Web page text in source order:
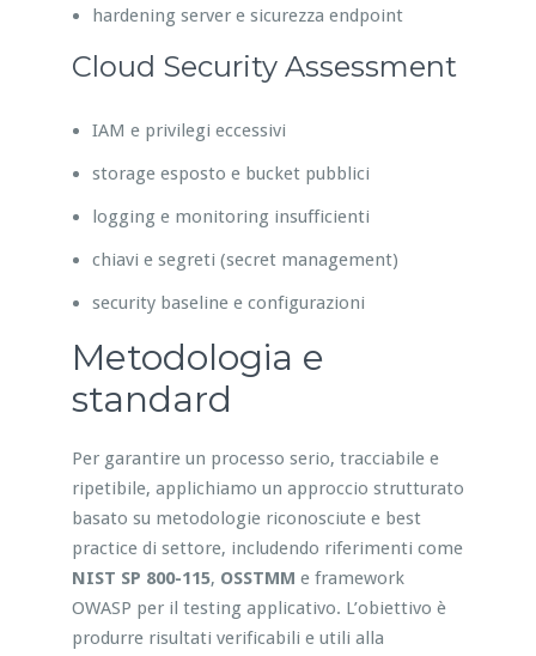
hardening server e sicurezza endpoint
Cloud Security Assessment
IAM e privilegi eccessivi
storage esposto e bucket pubblici
logging e monitoring insufficienti
chiavi e segreti (secret management)
security baseline e configurazioni
Metodologia e
standard
Per garantire un processo serio, tracciabile e
ripetibile, applichiamo un approccio strutturato
basato su metodologie riconosciute e best
practice di settore, includendo riferimenti come
NIST SP 800-115, OSSTMM e framework
OWASP per il testing applicativo. L’obiettivo è
produrre risultati verificabili e utili alla